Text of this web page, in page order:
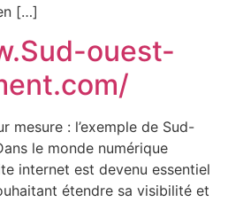
[…]
ouest-
mesure : l’exemple de Sud-
le monde numérique
internet est devenu essentiel
étendre sa visibilité et